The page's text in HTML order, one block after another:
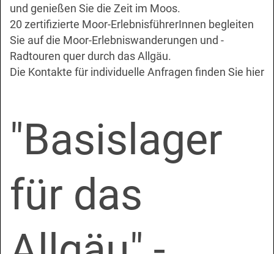
und genießen Sie die Zeit im Moos.
20 zertifizierte Moor-ErlebnisführerInnen begleiten
Sie auf die Moor-Erlebniswanderungen und -
Radtouren quer durch das Allgäu.
Die Kontakte für individuelle Anfragen finden Sie hier
"Basislager
für das